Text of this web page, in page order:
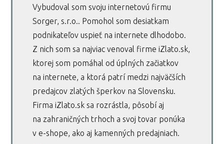
Vybudoval som svoju internetovú firmu
Sorger, s.r.o.. Pomohol som desiatkam
podnikateľov uspieť na internete dlhodobo.
Z nich som sa najviac venoval firme iZlato.sk,
ktorej som pomáhal od úplných začiatkov
na internete, a ktorá patrí medzi najväčších
predajcov zlatých šperkov na Slovensku.
Firma iZlato.sk sa rozrástla, pôsobí aj
na zahraničných trhoch a svoj tovar ponúka
v e-shope, ako aj kamenných predajniach.